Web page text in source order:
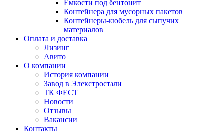
Емкости под бентонит
Контейнера для мусорных пакетов
Контейнеры-кюбель для сыпучих
материалов
Оплата и доставка
Лизинг
Авито
О компании
История компании
Завод в Элекстростали
ТК ФЕСТ
Новости
Отзывы
Вакансии
Контакты